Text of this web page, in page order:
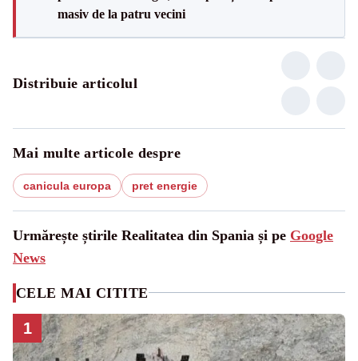
masiv de la patru vecini
Distribuie articolul
Mai multe articole despre
canicula europa pret energie
Urmărește știrile Realitatea din Spania și pe Google
News
CELE MAI CITITE
1